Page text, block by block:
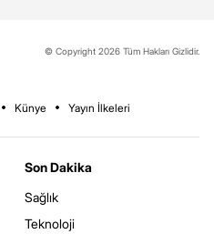
© Copyright 2026 Tüm Hakları Gizlidir.
Künye Yayın İlkeleri
Son Dakika
Sağlık
Teknoloji